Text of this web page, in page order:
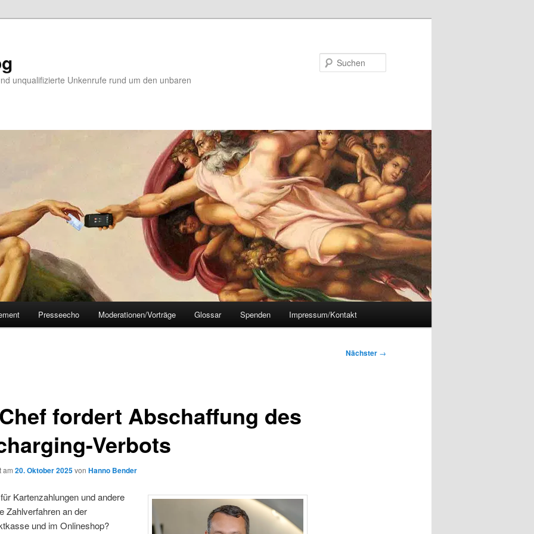
unqualifizierte Unkenrufe rund um den unbaren
Presseecho Moderationen/Vorträge Glossar Spenden Impressum/Kontakt
Nächster →
fordert Abschaffung des
Verbots
am 20. Oktober 2025von Hanno Bender
Kartenzahlungen und andere
Zahlverfahren an der
und im Onlineshop?